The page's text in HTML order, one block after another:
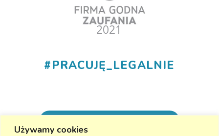
Używamy cookies
#PRACUJĘ_LEGALNIE
+48 530 555 015